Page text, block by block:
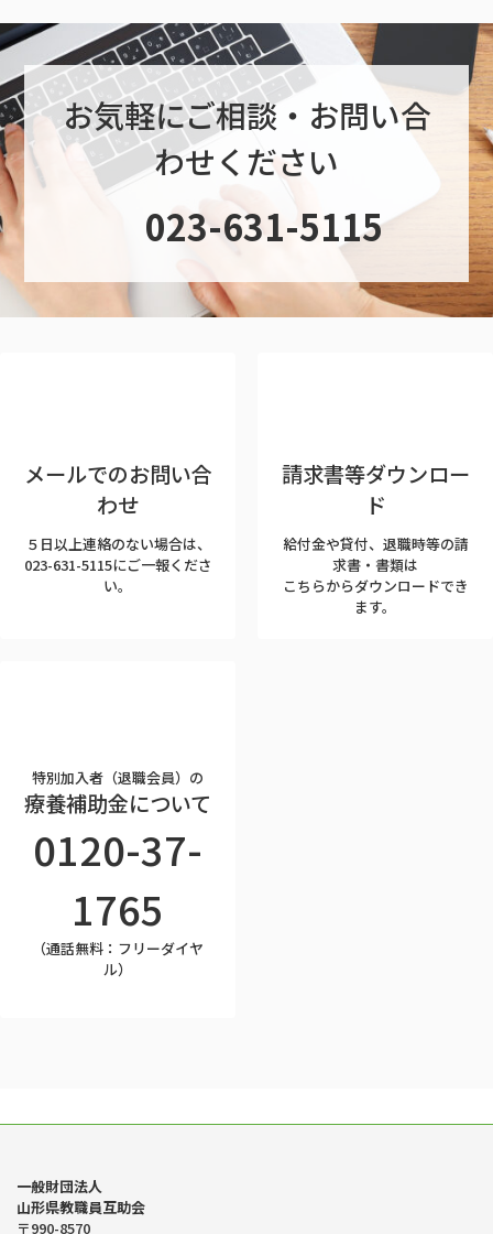
ジ
送
り お気軽にご相談・お問い合
わせください
023-631-5115
ン
メールでのお問い合
わせ
５日以上連絡のない場合は、
023-631-5115にご一報くださ
い。
請求書等ダウンロー
ド
給付金や貸付、退職時等の請
求書・書類は
こちらからダウンロードでき
ます。
特別加入者（退職会員）の
療養補助金について
0120-37-
1765
（通話無料：フリーダイヤ
ル）
一般財団法人
山形県教職員互助会
〒990-8570